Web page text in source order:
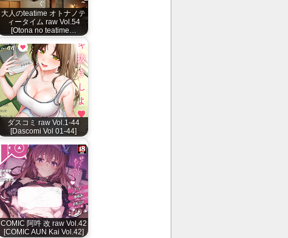
大人のteatime オトナノテ
ィータイム raw Vol.54
[Otona no teatime…
ダスコミ raw Vol.1-44
[Dascomi Vol 01-44]
COMIC 阿吽 改 raw Vol.42
[COMIC AUN Kai Vol.42]